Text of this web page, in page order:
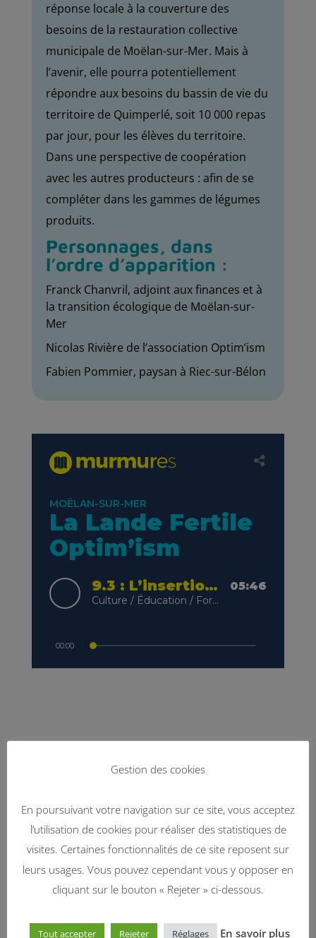
réponse locale à la couverture des
besoins de la restauration collective
municipale de Moëlan-sur-Mer. Mais à
l’avenir, elle pourra potentiellement
répondre aux besoins du bassin de vie du
territoire de Quimperlé, soit 10 000 repas
par jour, pour les élèves du territoire.
Dans une perspective de coopération
avec les autres producteurs : afin de se
compléter dans les gammes de légumes
produits.
Personnages, dans
l’ordre d’apparition :
Franck Chanvril, adjoint aux finances et à
la transition écologique de Moëlan-sur-
Mer
Nicolas Rivière de l’association Optim’ism
Fabien Pommier, paysan à Riec-sur-Bélon
Chapitre 3
professionnelle au
grand air
« Travailler dehors en maraîchage et
pouvoir travailler à côté de la mer
me plaît ! »
Gestion des cookies
En poursuivant votre navigation sur ce site, vous acceptez
l’utilisation de cookies pour réaliser des statistiques de
visites. Certaines fonctionnalités de ce site reposent sur
leurs usages. Vous pouvez cependant vous y opposer en
cliquant sur le bouton « Rejeter » ci-dessous.
Tout accepter Rejeter Réglages En savoir plus